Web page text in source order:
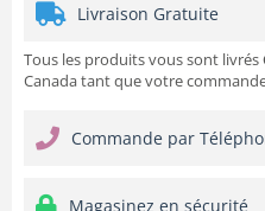
Livraison Gratuite
Tous les produits vous sont livrés
Canada tant que votre
Commande par
Magasinez en sécurité